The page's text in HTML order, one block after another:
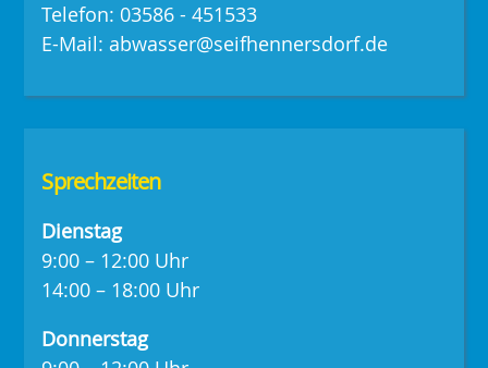
Telefon: 03586 - 451533
E-Mail: abwasser@seifhennersdorf.de
Sprechzeiten
Dienstag
9:00 – 12:00 Uhr
14:00 – 18:00 Uhr
Donnerstag